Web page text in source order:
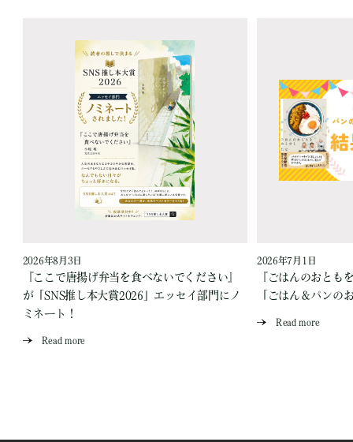
2026年8月3日
『ここで唐揚げ弁当を食べないでください』
が「SNS推し本大賞2026」エッセイ部門にノ
ミネート！
Read more
2026年7月1日
『ごはんのおとも
「ごはん＆パンの
Read more